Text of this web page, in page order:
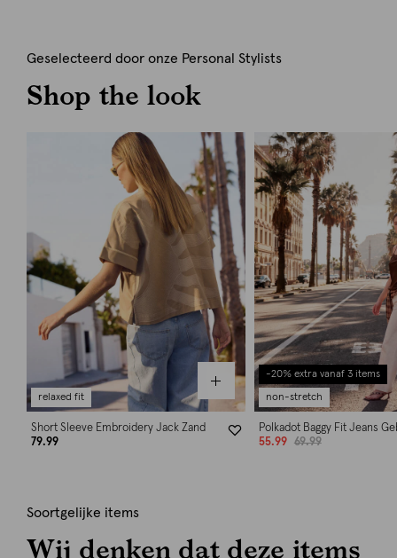
Geselecteerd door onze Personal Stylists
Shop the look
relaxed fit
Short Sleeve Embroidery Jack Zand
79.99
-20% extra vanaf 3 items
non-stretch
Polkadot Baggy Fit Jeans
55.99
69.99
Soortgelijke items
Wij denken dat deze items